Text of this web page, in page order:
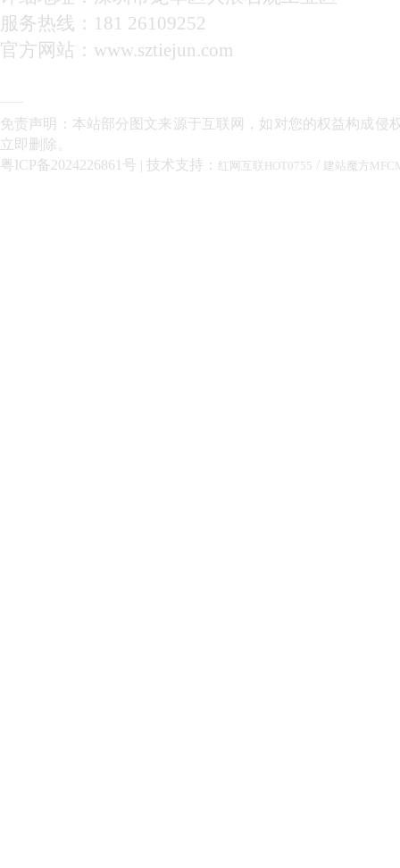
服务热线：181 26109252
官方网站：www.sztiejun.com
免责声明：本站部分图文来源于互联网，如对您的权益构成侵
立即删除。
粤ICP备2024226861号 | 技术支持： 红网互联HOT0755 / 建站魔方